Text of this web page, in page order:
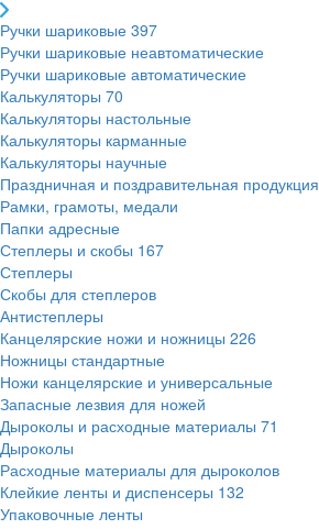
Ручки шариковые 397
Ручки шариковые неавтоматические
Ручки шариковые автоматические
Калькуляторы 70
Калькуляторы настольные
Калькуляторы карманные
Калькуляторы научные
Праздничная и поздравительная продукция
Рамки, грамоты, медали
Папки адресные
Степлеры и скобы 167
Степлеры
Скобы для степлеров
Антистеплеры
Канцелярские ножи и ножницы 226
Ножницы стандартные
Ножи канцелярские и универсальные
Запасные лезвия для ножей
Дыроколы и расходные материалы 71
Дыроколы
Расходные материалы для дыроколов
Клейкие ленты и диспенсеры 132
Упаковочные ленты